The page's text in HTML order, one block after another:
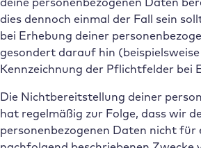
dies dennoch einmal der Fall sein
bei Erhebung deiner
gesondert darauf hin
Kennzeichnung der Pflichtfelder bei
Die Nichtbereitstellung deiner
hat regelmäßig zur Folge, dass wir
personenbezogenen Daten nicht für